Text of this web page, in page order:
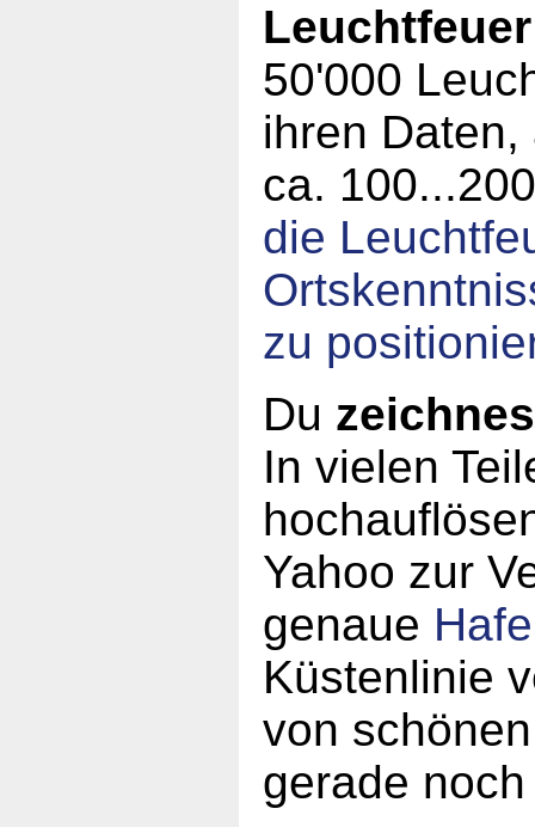
50'000
ihren
ca.
die
zu
Du
In vielen
Yahoo zur
genaue
Küstenlinie
von
gerade